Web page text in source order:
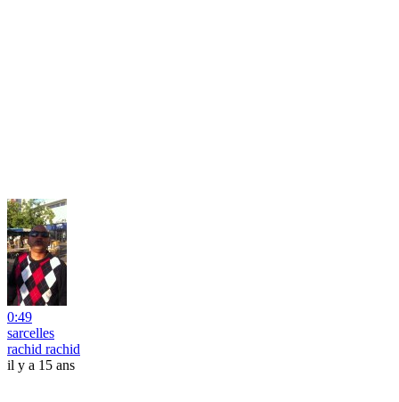
0:49
sarcelles
rachid rachid
il y a 15 ans